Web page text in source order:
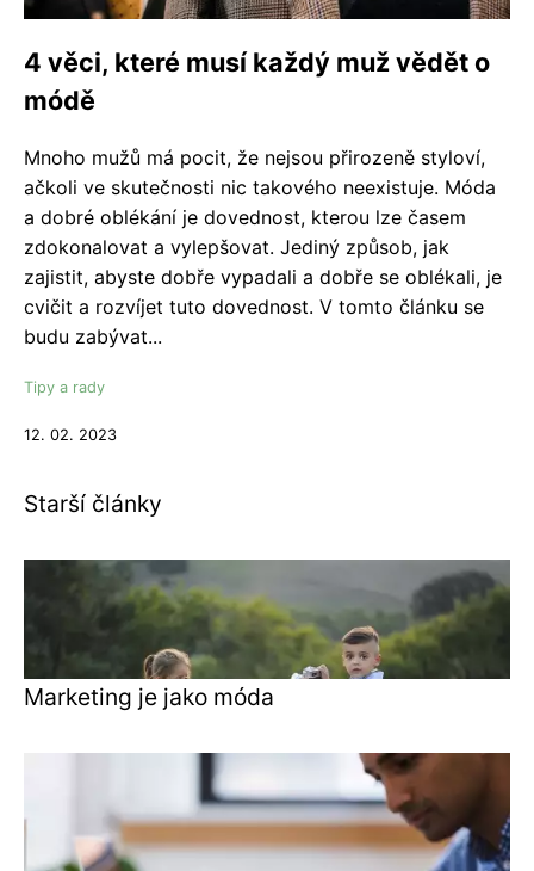
4 věci, které musí každý muž vědět o
módě
Mnoho mužů má pocit, že nejsou přirozeně styloví,
ačkoli ve skutečnosti nic takového neexistuje. Móda
a dobré oblékání je dovednost, kterou lze časem
zdokonalovat a vylepšovat. Jediný způsob, jak
zajistit, abyste dobře vypadali a dobře se oblékali, je
cvičit a rozvíjet tuto dovednost. V tomto článku se
budu zabývat...
Tipy a rady
12. 02. 2023
Starší články
Marketing je jako móda